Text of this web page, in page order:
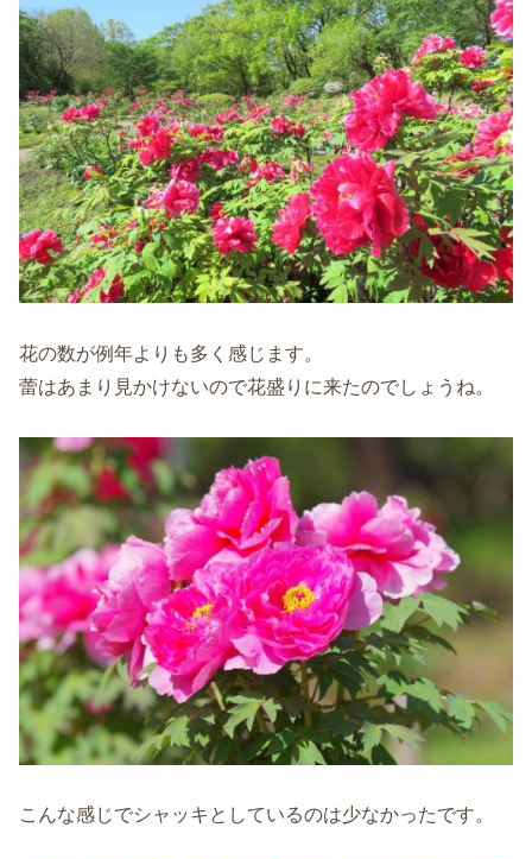
花の数が例年よりも多く感じます。
蕾はあまり見かけないので花盛りに来たのでしょうね。
こんな感じでシャッキとしているのは少なかったです。